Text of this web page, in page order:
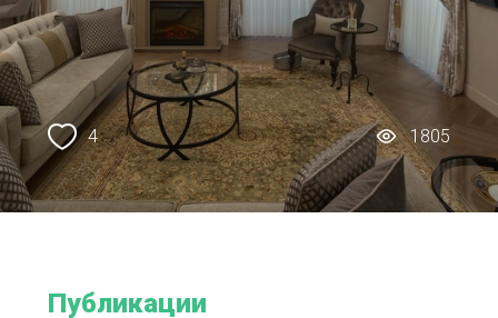
4 1805
Публикации